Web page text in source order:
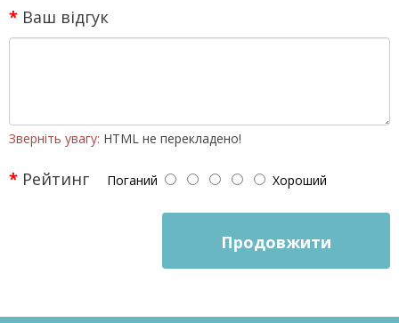
Ваш відгук
Зверніть увагу: HTML не перекладено!
Рейтинг Поганий Хороший
Продовжити